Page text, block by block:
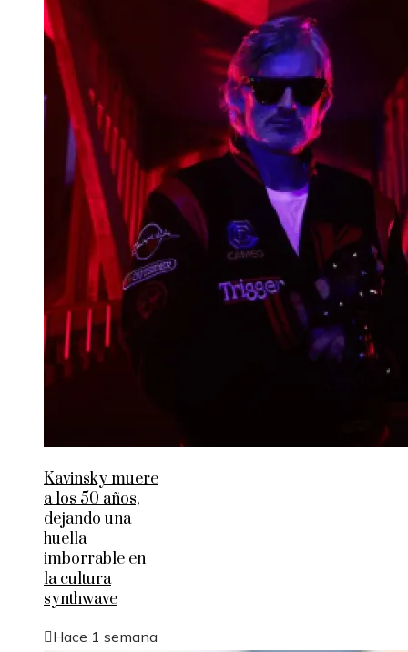
Kavinsky muere
a los 50 años,
dejando una
huella
imborrable en
la cultura
synthwave
Hace 1 semana